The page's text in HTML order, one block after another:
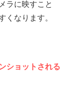
ラに映すこと
くなります。
ショットされる